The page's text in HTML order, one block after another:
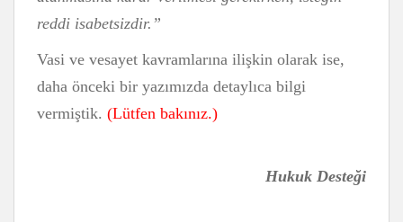
reddi isabetsizdir.”
Vasi ve vesayet kavramlarına ilişkin olarak ise,
daha önceki bir yazımızda detaylıca bilgi
vermiştik. (Lütfen bakınız.)
Hukuk Desteği